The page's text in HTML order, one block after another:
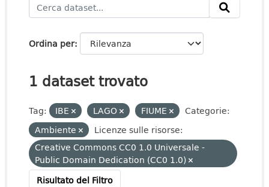
Ordina per
1 dataset trovato
Tag: IBE LAGO FIUME
Categorie:
Ambiente
Licenze sulle risorse:
Creative Commons CC0 1.0 Universale -
Public Domain Dedication (CC0 1.0)
Risultato del Filtro